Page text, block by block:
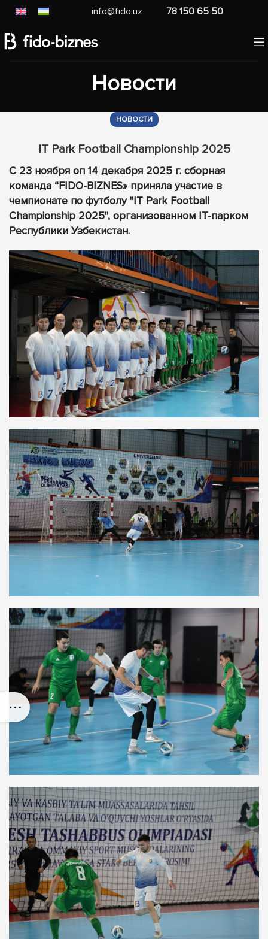
info@fido.uz 78 150 65 50
Новости
НОВОСТИ
IT Park Football Championship 2025
С 23 ноября оп 14 декабря 2025 г. сборная
команда “FIDO-BIZNES» приняла участие в
чемпионате по футболу "IT Park Football
Championship 2025", организованном IT-парком
Республики Узбекистан.